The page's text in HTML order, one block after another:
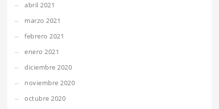
abril 2021
marzo 2021
febrero 2021
enero 2021
diciembre 2020
noviembre 2020
octubre 2020